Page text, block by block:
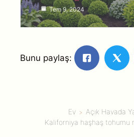
Tem 9, 2024
Bunu paylaş:
Ev
Açık Havada
Kaliforniya haşhaş tohumu